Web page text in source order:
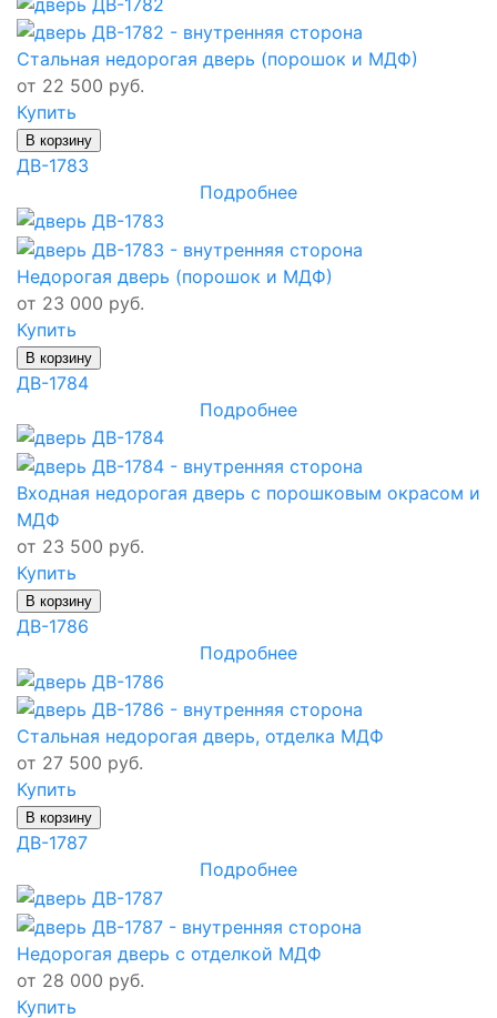
Стальная недорогая дверь (порошок и МДФ)
от 22 500 руб.
Купить
В корзину
ДВ-1783
Подробнее
Недорогая дверь (порошок и МДФ)
от 23 000 руб.
Купить
В корзину
ДВ-1784
Подробнее
Входная недорогая дверь с порошковым окрасом и
МДФ
от 23 500 руб.
Купить
В корзину
ДВ-1786
Подробнее
Стальная недорогая дверь, отделка МДФ
от 27 500 руб.
Купить
В корзину
ДВ-1787
Подробнее
Недорогая дверь с отделкой МДФ
от 28 000 руб.
Купить